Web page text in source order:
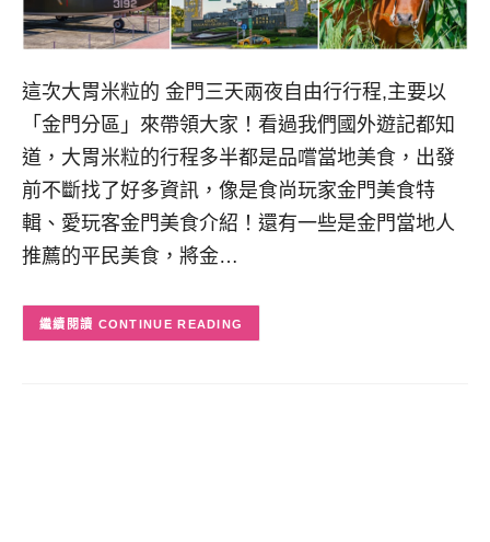
這次大胃米粒的 金門三天兩夜自由行行程,主要以
「金門分區」來帶領大家！看過我們國外遊記都知
道，大胃米粒的行程多半都是品嚐當地美食，出發
前不斷找了好多資訊，像是食尚玩家金門美食特
輯、愛玩客金門美食介紹！還有一些是金門當地人
推薦的平民美食，將金…
CONTINUE READING